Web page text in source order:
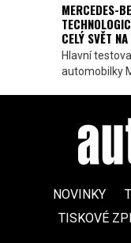
MERCEDES-
CELÝ SVĚT
Hlavní
automobilky
NOVINKY
TISKOVÉ